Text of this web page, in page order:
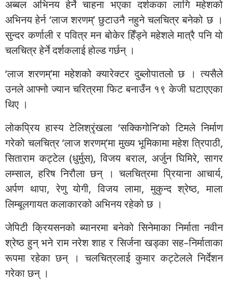
अब्बल अभिनय हेर्ने चाहना भएका दर्शकका लागि महेशको
अभिनय हेर्न ‘लाज शरणम्’ छुटाउनै नहुने चलचित्र बनेको छ ।
सुन्दर कर्णाली र पवित्र मन बोकेर हिँड्ने महेशले मात्रै पनि यो
चलचित्र हेर्ने दर्शकलाई होल्ड गर्छन् ।
‘लाज शरणम्’मा महेशको क्यारेक्टर दुब्लोपातलो छ । त्यसैले
उनले आफ्नो ज्यान चरित्रमा फिट बनाउँन १९ केजी घटाएएका
थिए ।
लोकप्रिय हास्य टेलिश्रृंखला ‘सक्किगोनि’को टिमले निर्माण
गरेको चलचित्र ‘लाज शरणम्’मा मुख्य भूमिकामा महेश त्रिपाठी,
सिताराम कट्टेल (धुर्मुस), विजय बराल, अर्जुन घिमिरे, सागर
लम्साल, हरिष निरौला छन् । चलचित्रमा प्रियाना आचार्य,
अर्पण थापा, रेणु योगी, विजय लामा, मुकुन्द श्रेष्ठ, माला
लिम्बूलगायत कलाकारको अभिनय रहेको छ ।
जेपिटी क्रियसनको ब्यानरमा बनेको सिनेमाका निर्माता नवीन
श्रेष्ठ हुन् भने राम नरेश शाह र सिर्जना खड्का सह–निर्माताका
रूपमा रहेका छन् । चलचित्रलाई कुमार कट्टेलले निर्देशन
गरेका छन् ।